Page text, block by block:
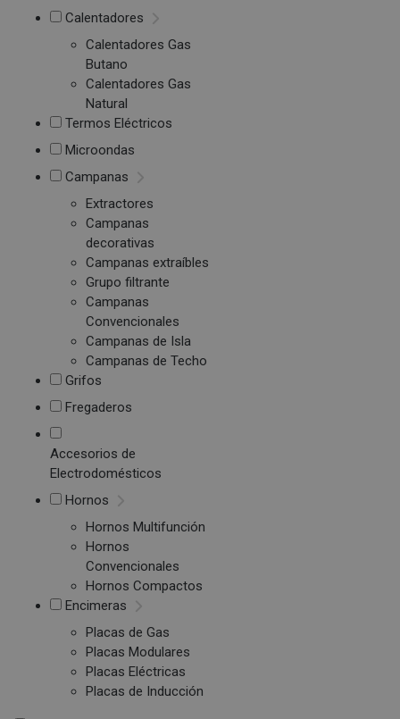
Calentadores
Calentadores Gas
Butano
Calentadores Gas
Natural
Termos Eléctricos
Microondas
Campanas
Extractores
Campanas
decorativas
Campanas extraíbles
Grupo filtrante
Campanas
Convencionales
Campanas de Isla
Campanas de Techo
Grifos
Fregaderos
Accesorios de
Electrodomésticos
Hornos
Hornos Multifunción
Hornos
Convencionales
Hornos Compactos
Encimeras
Placas de Gas
Placas Modulares
Placas Eléctricas
Placas de Inducción